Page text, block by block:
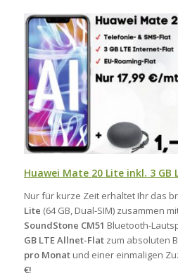
Huawei Mate 20 Lite inkl. 3 GB
Nur für kurze Zeit erhaltet Ihr das
Lite (64 GB, Dual-SIM) zusammen
SoundStone CM51 Bluetooth-
GB LTE Allnet-Flatzum absoluten
pro Monatund einer einmaligen
€!